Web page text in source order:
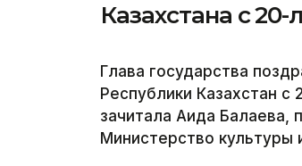
Казахстана с
Глава государства
Республики Казахстан
зачитала Аида Балаева,
Министерство культуры